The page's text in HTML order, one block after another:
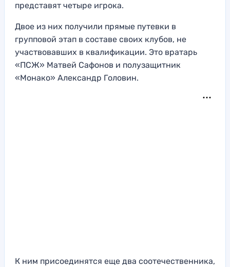
представят четыре игрока.
Двое из них получили прямые путевки в
групповой этап в составе своих клубов, не
участвовавших в квалификации. Это вратарь
«ПСЖ» Матвей Сафонов и полузащитник
«Монако» Александр Головин.
К ним присоединятся еще два соотечественника,